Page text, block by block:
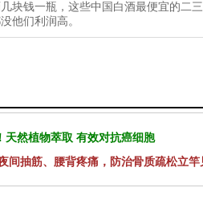
块钱一瓶，这些中国白酒最便宜的二
他们利润高。
天然植物萃取 有效对抗癌细胞
间抽筋、腰背疼痛，防治骨质疏松立竿